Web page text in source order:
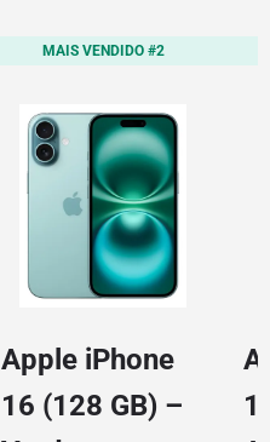
MAIS VENDIDO #2
Apple iPhone
16 (128 GB) –